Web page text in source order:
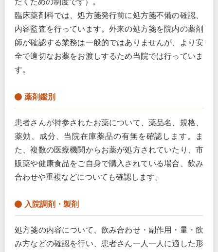
臨床薬剤科では、処方箋発行前に処方箋不備の確認、
内容監査を行っています。外来の処方箋を院内の薬剤
師が確認する業務は一般的ではありませんが、より安
全で適切なお薬をお渡しするため当院では行っていま
す。
薬剤鑑別
患者さんが持参されたお薬について、薬品名、規格、
薬効、成分、当院在庫薬品の有無を確認します。ま
た、複数の医療機関からお薬が処方されていたり、市
販薬や健康食品をご自身で購入されている場合、飲み
合わせや重複などについても確認します。
入院調剤・製剤
処方箋の内容について、飲み合わせ・副作用・量・飲
み方などの確認を行い、患者さん一人一人に適した形